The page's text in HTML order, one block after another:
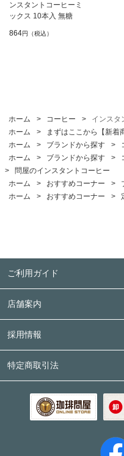
ンスタントコーヒーミ
ックス 10本入 無糖
864円（税込）
ホーム > コーヒー >
インスタ
ホーム
>
まずはここから【新着
ホーム
> ブランドから探す >
ホーム
> ブランドから探す >
>
問屋のインスタントコーヒー
ホーム
> おすすめコーナー >
ホーム
> おすすめコーナー >
ご利用ガイド
店舗案内
採用情報
特定商取引法